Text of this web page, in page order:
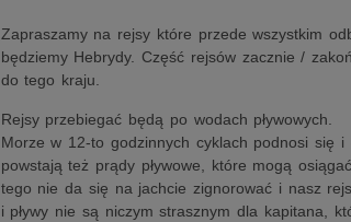
Zapraszamy na rejsy które przede wszystkim
będziemy Hebrydy. Część rejsów zacznie /
do tego kraju.
Rejsy przebiegać będą po wodach pływowych.
Morze w 12-to godzinnych cyklach podnosi się
powstają też prądy pływowe, które mogą
tego nie da się na jachcie zignorować i nasz
i pływy nie są niczym strasznym dla kapitana,